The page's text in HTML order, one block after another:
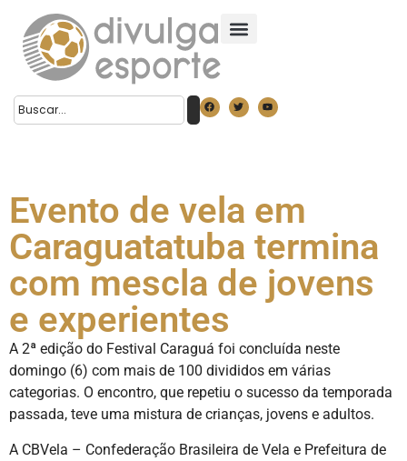
Evento de vela em
Caraguatatuba termina
com mescla de jovens
e experientes
A 2ª edição do Festival Caraguá foi concluída neste
domingo (6) com mais de 100 divididos em várias
categorias. O encontro, que repetiu o sucesso da temporada
passada, teve uma mistura de crianças, jovens e adultos.
A CBVela – Confederação Brasileira de Vela e Prefeitura de